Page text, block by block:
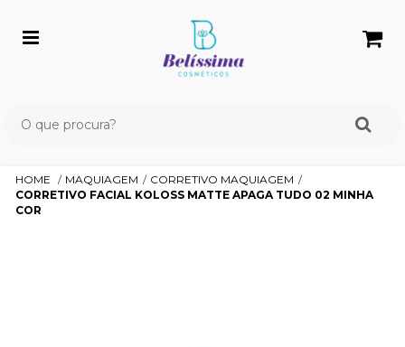
HOME MAQUIAGEM
CORRETIVO MAQUIAGEM
CORRETIVO FACIAL KOLOSS MATTE APAGA TUDO 02 MINHA
COR